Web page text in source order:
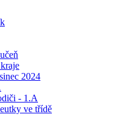
2024
- 1.A
ve třídě